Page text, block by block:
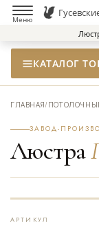
Меню
КАТАЛОГ
ГЛАВНАЯ/
ЗАВОД-
Люстра
АРТИКУЛ